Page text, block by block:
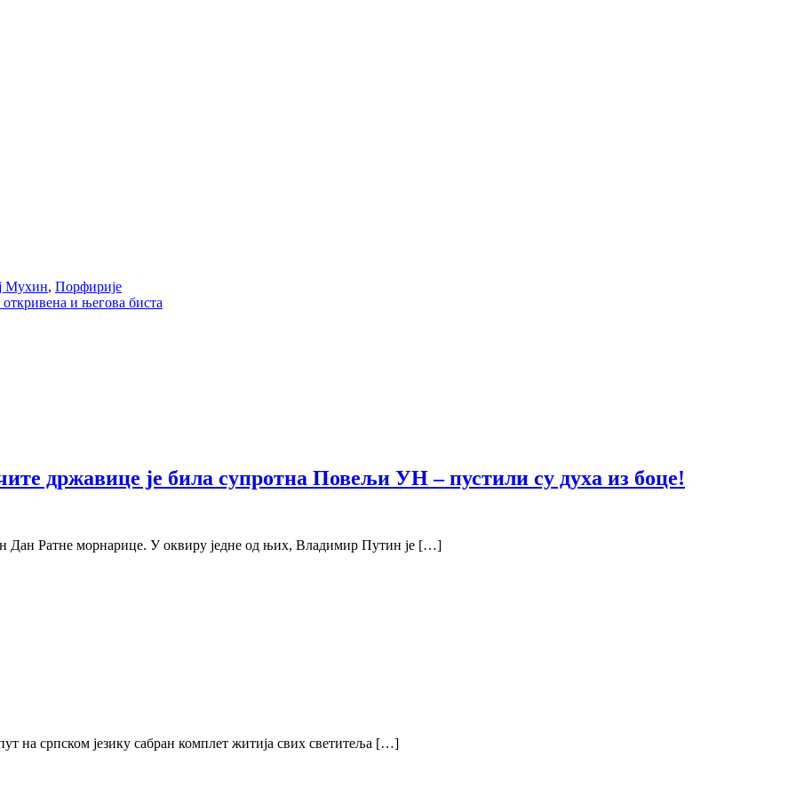
Мухин, Порфирије
и његова биста
државице је била супротна Повељи УН – пустили су духа из боце!
Дан Ратне морнарице. У оквиру једне од њих, Владимир Путин је […]
на српском језику сабран комплет житија свих светитеља […]